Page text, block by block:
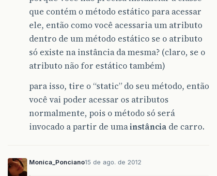
que contém o método estático para acessar
ele, então como você acessaria um atributo
dentro de um método estático se o atributo
só existe na instância da mesma? (claro, se o
atributo não for estático também)
para isso, tire o “static” do seu método, então
você vai poder acessar os atributos
normalmente, pois o método só será
invocado a partir de umainstância de carro.
Monica_Ponciano15 de ago. de 2012